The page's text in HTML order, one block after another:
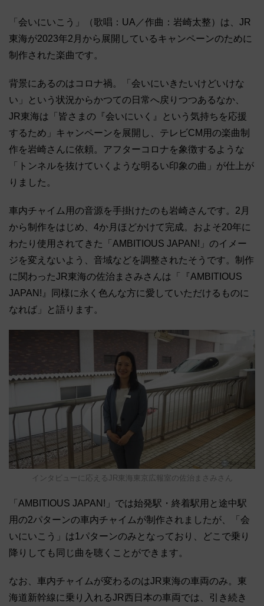
「会いにいこう」（歌唱：UA／作曲：岩崎太整）は、JR
東海が2023年2月から展開しているキャンペーンのために
制作された楽曲です。
背景にあるのはコロナ禍。「会いにいきたいけどいけな
い」という状況からかつての日常へ戻りつつあるなか、
JR東海は「皆さまの『会いにいく』という気持ちを応援
するため」キャンペーンを展開し、テレビCM用の楽曲制
作を岩崎さんに依頼。アフターコロナを象徴するような
「トンネルを抜けていくような明るい印象の曲」が仕上が
りました。
車内チャイム用の音源を手掛けたのも岩崎さんです。2月
から制作をはじめ、4か月ほどかけて完成。およそ20年に
わたり使用されてきた「AMBITIOUS JAPAN!」のイメー
ジを変えないよう、音域などを調整されたそうです。制作
に関わったJR東海の佐治まさみさんは「『AMBITIOUS
JAPAN!』同様に永く色んな方に愛していただけるものに
なれば」と語ります。
インタビューに応えるJR東海東京広報室の佐治まさみさん
「AMBITIOUS JAPAN!」では始発駅・終着駅用と途中駅
用の2パターンの車内チャイムが制作されましたが、「会
いにいこう」は1パターンのみとなっており、どこで乗り
降りしても同じ曲を聴くことができます。
なお、車内チャイムが変わるのはJR東海の車両のみ。東
海道新幹線に乗り入れるJR西日本の車両では、引き続き